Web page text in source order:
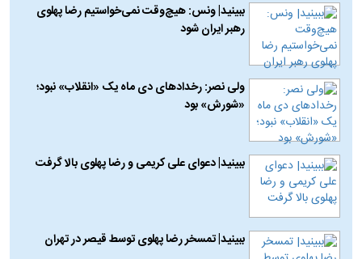
ببینید| ونس: هیچ‌وقت نمی‌خواستیم رضا پهلوی
رهبر ایران شود
ولی نصر: رخدادهای دی ماه یک «انقلاب» نبود؛
«شورش» بود
ببینید| دعوای علی کریمی و رضا پهلوی بالا گرفت
ببینید| تمسخر رضا پهلوی توسط قیصر در تهران